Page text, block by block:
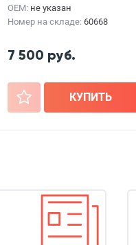
OEM: не указан
Номер на складе: 60668
7 500 руб.
+ КУПИТЬ